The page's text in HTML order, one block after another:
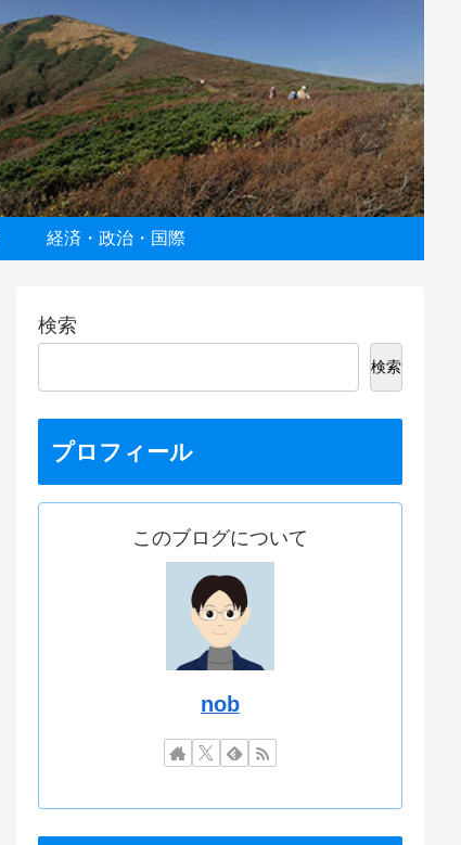
経済・政治・国際
検索
検索
プロフィール
このブログについて
nob